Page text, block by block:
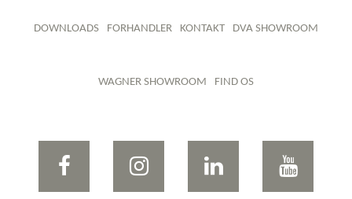
DOWNLOADS FORHANDLER KONTAKT DVA SHOWROOM
WAGNER SHOWROOM FIND OS